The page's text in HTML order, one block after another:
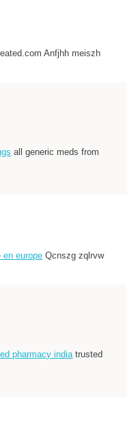
Anfjhh meiszh
all generic meds from
europe Qcnszg zqlrvw
pharmacy indiatrusted